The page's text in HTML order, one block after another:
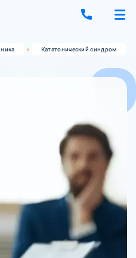
Кататонический синдром